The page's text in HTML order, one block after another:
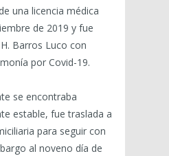
una licencia médica
de 2019 y fue
Barros Luco con
por Covid-19.
se encontraba
estable, fue traslada a
para seguir con
al noveno día de